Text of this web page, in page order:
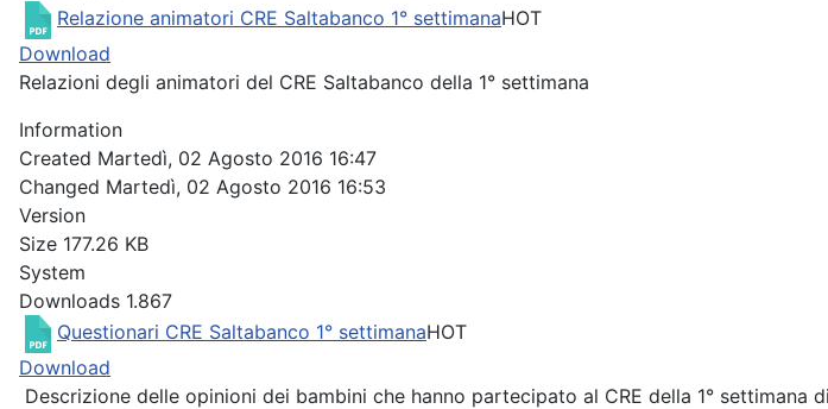
Relazione animatori CRE Saltabanco 1° settimanaHOT
Download
Relazioni degli animatori del CRE Saltabanco della 1° settimana
Information
Created Martedì, 02 Agosto 2016 16:47
Changed Martedì, 02 Agosto 2016 16:53
Version
Size 177.26 KB
System
Downloads 1.867
Questionari CRE Saltabanco 1° settimanaHOT
Download
Descrizione delle opinioni dei bambini che hanno partecipato al CRE della 1° settimana